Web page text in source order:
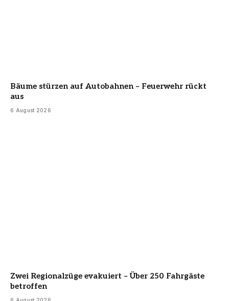
Bäume stürzen auf Autobahnen – Feuerwehr rückt
aus
6 August 2026
Zwei Regionalzüge evakuiert – Über 250 Fahrgäste
betroffen